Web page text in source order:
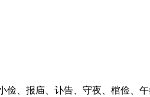
、报庙、讣告、守夜、棺俭、